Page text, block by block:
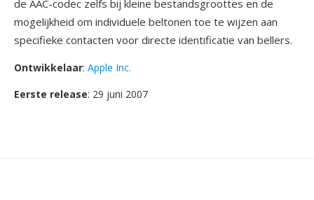
de AAC-codec zelfs bij kleine bestandsgroottes en de
mogelijkheid om individuele beltonen toe te wijzen aan
specifieke contacten voor directe identificatie van bellers.
Ontwikkelaar: Apple Inc.
Eerste release: 29 juni 2007